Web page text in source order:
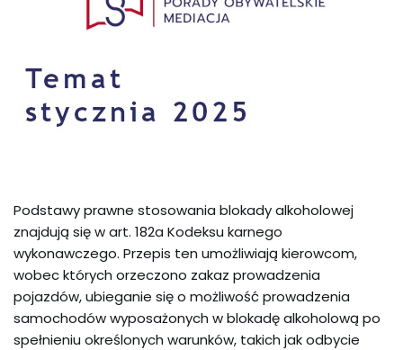
Podstawy prawne stosowania blokady alkoholowej
znajdują się w art. 182a Kodeksu karnego
wykonawczego. Przepis ten umożliwiają kierowcom,
wobec których orzeczono zakaz prowadzenia
pojazdów, ubieganie się o możliwość prowadzenia
samochodów wyposażonych w blokadę alkoholową po
spełnieniu określonych warunków, takich jak odbycie